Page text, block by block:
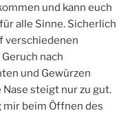
und kann euch
alle Sinne. Sicherlich
verschiedenen
nach
und Gewürzen
steigt nur zu gut.
mir beim Öffnen des